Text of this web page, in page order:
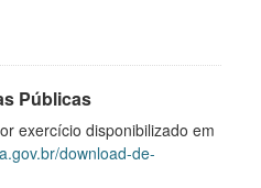
Públicas
exercício disponibilizado em
download-de-